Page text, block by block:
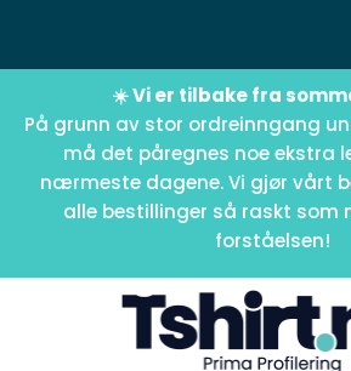
☀️ Vi er tilbake fra
På grunn av stor ordreinngang
må det påregnes noe ekstra
nærmeste dagene. Vi gjør vårt
alle bestillinger så raskt som
forståelsen!